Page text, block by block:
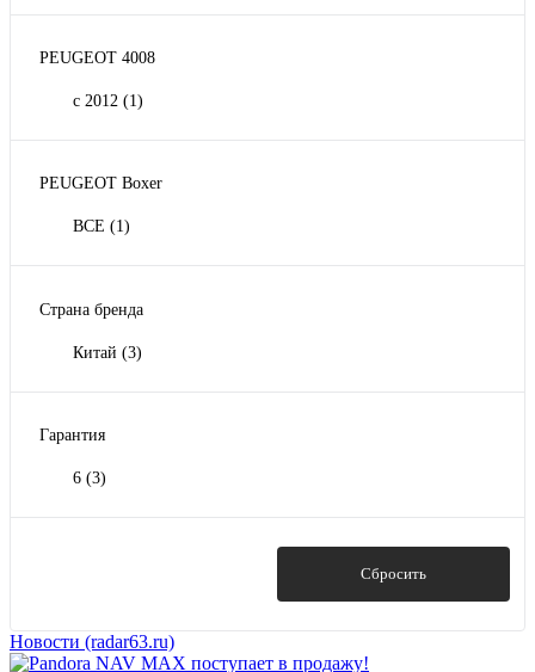
PEUGEOT 4008
с 2012 (1)
PEUGEOT Boxer
ВСЕ (1)
Страна бренда
Китай (3)
Гарантия
6 (3)
Сбросить
Новости (radar63.ru)